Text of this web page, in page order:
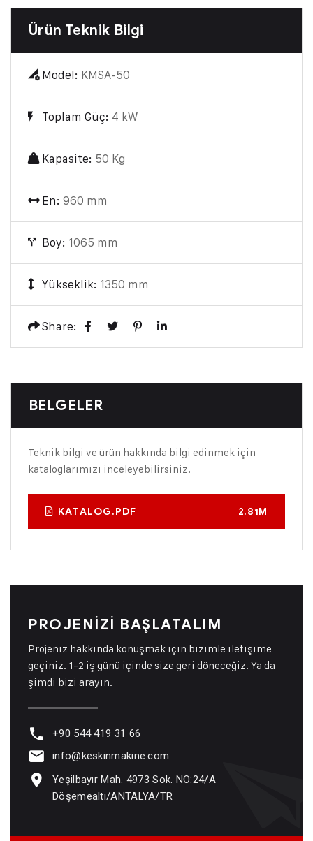
Ürün Teknik Bilgi
Model: KMSA-50
Toplam Güç: 4 kW
Kapasite: 50 Kg
En: 960 mm
Boy: 1065 mm
Yükseklik: 1350 mm
Share:
BELGELER
Teknik bilgi ve ürün hakkında bilgi edinmek için
kataloglarımızı inceleyebilirsiniz.
KATALOG.PDF 2.81M
PROJENİZİ BAŞLATALIM
Projeniz hakkında konuşmak için bizimle iletişime
geçiniz. 1-2 iş günü içinde size geri döneceğiz. Ya da
şimdi bizi arayın.
+90 544 419 31 66
info@keskinmakine.com
Yeşilbayır Mah. 4973 Sok. NO:24/A
Döşemealtı/ANTALYA/TR